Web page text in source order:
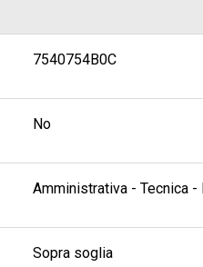
7540754B0C
No
Amministrativa - Tecnica -
Sopra soglia